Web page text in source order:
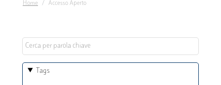
diHome Accesso Aperto
Tags